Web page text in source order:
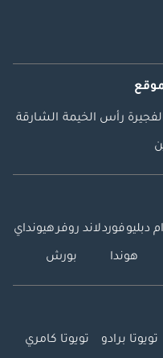
رأس الخيمة الشارقة
دبليوفوردلاند روفرهيونداي
هوندا بورش
تويوتا برادو تويوتا كامري